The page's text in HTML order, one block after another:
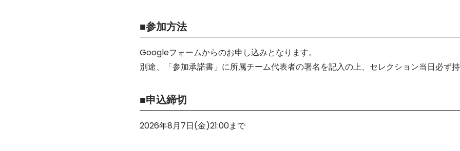
■参加方法
Googleフォームからのお申し込みとなります。
別途、「参加承諾書」に所属チーム代表者の署名を記入の上、セレクション当日必ず持
■申込締切
2026年8月7日(金)21:00まで